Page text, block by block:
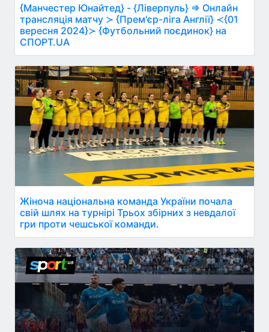
{Манчестер Юнайтед} - {Ліверпуль} ⇒ Онлайн
трансляція матчу ≻ {Прем'єр-ліга Англії} ≺{01
вересня 2024}≻ {Футбольний поєдинок} на
СПОРТ.UA
Жіноча національна команда України почала
свій шлях на турнірі Трьох збірних з невдалої
гри проти чешської команди.